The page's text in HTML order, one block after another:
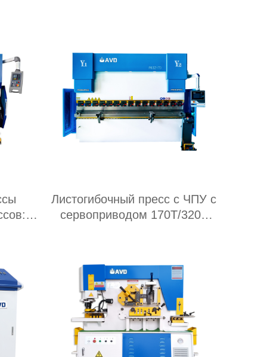
Листогибочный пресс с ЧПУ с
сервоприводом 170T/3200